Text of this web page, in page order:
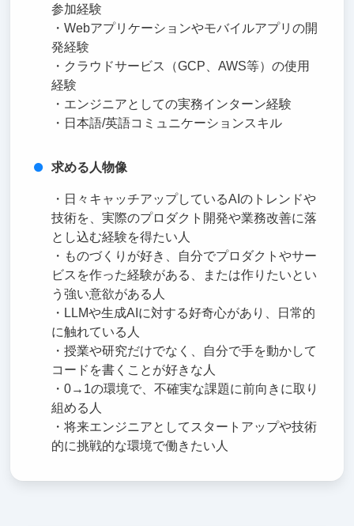
参加経験
・Webアプリケーションやモバイルアプリの開
発経験
・クラウドサービス（GCP、AWS等）の使用
経験
・エンジニアとしての実務インターン経験
・日本語/英語コミュニケーションスキル
求める人物像
・日々キャッチアップしているAIのトレンドや
技術を、実際のプロダクト開発や業務改善に落
とし込む経験を得たい人
・ものづくりが好き、自分でプロダクトやサー
ビスを作った経験がある、または作りたいとい
う強い意欲がある人
・LLMや生成AIに対する好奇心があり、日常的
に触れている人
・授業や研究だけでなく、自分で手を動かして
コードを書くことが好きな人
・0→1の環境で、不確実な課題に前向きに取り
組める人
・将来エンジニアとしてスタートアップや技術
的に挑戦的な環境で働きたい人